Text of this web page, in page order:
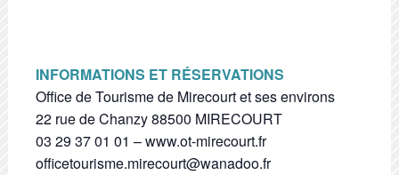
INFORMATIONS ET RÉSERVATIONS
Office de Tourisme de Mirecourt et ses environs
22 rue de Chanzy 88500 MIRECOURT
03 29 37 01 01 – www.ot-mirecourt.fr
officetourisme.mirecourt@wanadoo.fr